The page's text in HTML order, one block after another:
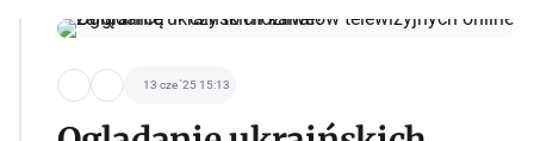
13 cze '25 15:13